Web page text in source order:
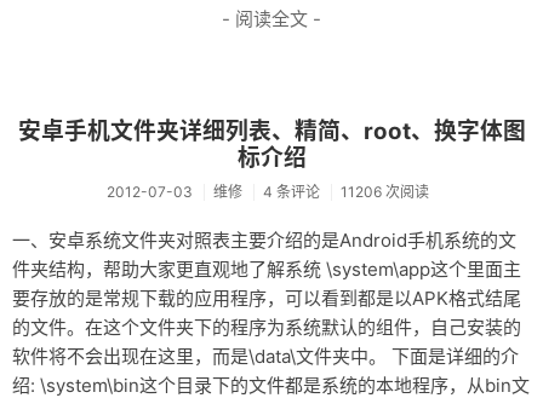
- 阅读全文 -
安卓手机文件夹详细列表、精简、root、换字体图
标介绍
2012-07-03 维修 4 条评论 11206 次阅读
一、安卓系统文件夹对照表主要介绍的是Android手机系统的文
件夹结构，帮助大家更直观地了解系统 \system\app这个里面主
要存放的是常规下载的应用程序，可以看到都是以APK格式结尾
的文件。在这个文件夹下的程序为系统默认的组件，自己安装的
软件将不会出现在这里，而是\data\文件夹中。 下面是详细的介
绍: \system\bin这个目录下的文件都是系统的本地程序，从bin文